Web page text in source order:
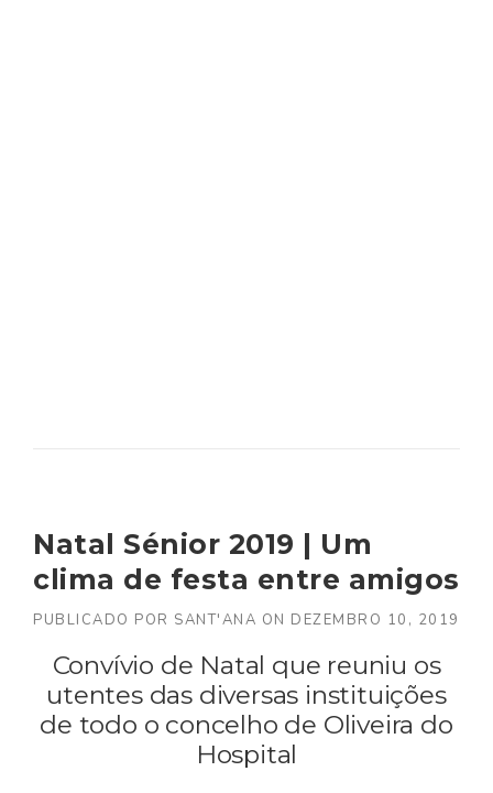
Natal Sénior 2019 | Um
clima de festa entre amigos
PUBLICADO POR SANT'ANA ON DEZEMBRO 10, 2019
Convívio de Natal que reuniu os
utentes das diversas instituições
de todo o concelho de Oliveira do
Hospital